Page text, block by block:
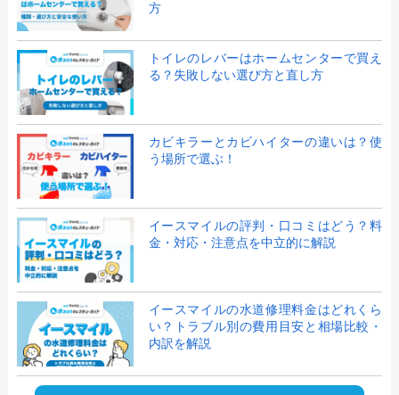
方
トイレのレバーはホームセンターで買え
る？失敗しない選び方と直し方
カビキラーとカビハイターの違いは？使
う場所で選ぶ！
イースマイルの評判・口コミはどう？料
金・対応・注意点を中立的に解説
イースマイルの水道修理料金はどれくら
い？トラブル別の費用目安と相場比較・
内訳を解説